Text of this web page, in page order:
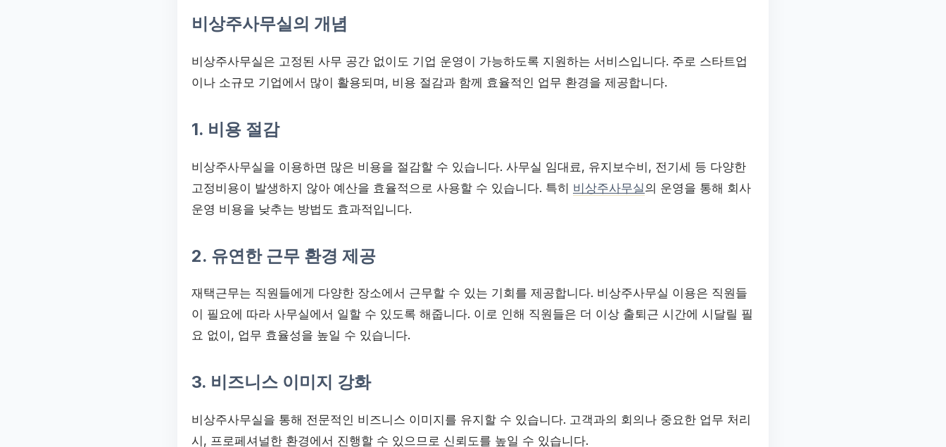
비상주사무실의 개념
비상주사무실은 고정된 사무 공간 없이도 기업 운영이 가능하도록 지원하는 서비스입니다. 주로 스타트업
이나 소규모 기업에서 많이 활용되며, 비용 절감과 함께 효율적인 업무 환경을 제공합니다.
1. 비용 절감
비상주사무실을 이용하면 많은 비용을 절감할 수 있습니다. 사무실 임대료, 유지보수비, 전기세 등 다양한
고정비용이 발생하지 않아 예산을 효율적으로 사용할 수 있습니다. 특히 비상주사무실의 운영을 통해 회사
운영 비용을 낮추는 방법도 효과적입니다.
2. 유연한 근무 환경 제공
재택근무는 직원들에게 다양한 장소에서 근무할 수 있는 기회를 제공합니다. 비상주사무실 이용은 직원들
이 필요에 따라 사무실에서 일할 수 있도록 해줍니다. 이로 인해 직원들은 더 이상 출퇴근 시간에 시달릴 필
요 없이, 업무 효율성을 높일 수 있습니다.
3. 비즈니스 이미지 강화
비상주사무실을 통해 전문적인 비즈니스 이미지를 유지할 수 있습니다. 고객과의 회의나 중요한 업무 처리
시, 프로페셔널한 환경에서 진행할 수 있으므로 신뢰도를 높일 수 있습니다.